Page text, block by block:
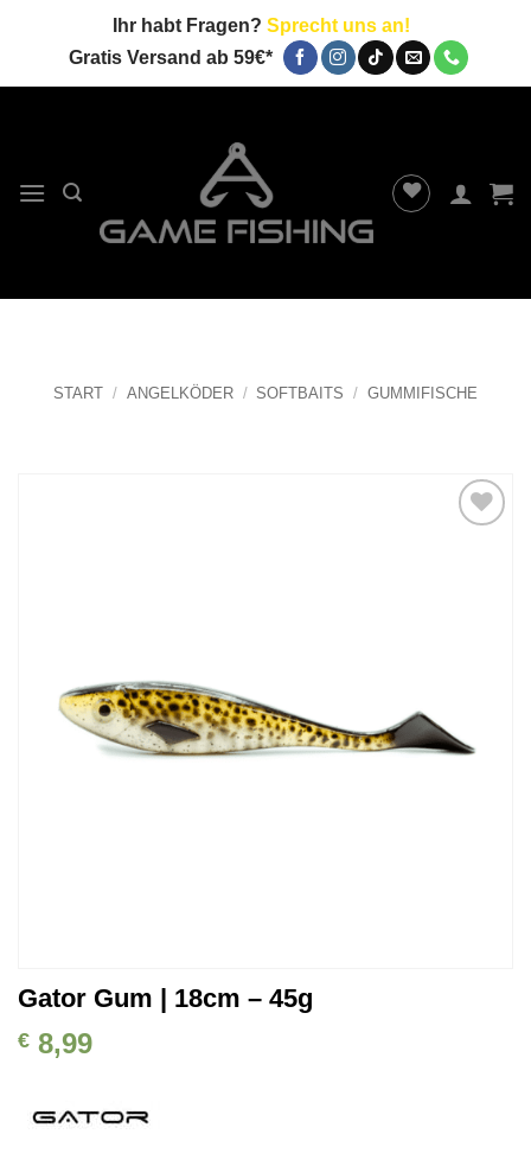
Ihr habt Fragen? Sprecht uns an!
Gratis Versand ab 59€*
START / ANGELKÖDER / SOFTBAITS / GUMMIFISCHE
Gator Gum | 18cm – 45g
€ 8,99